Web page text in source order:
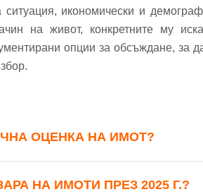
икономически и
на живот, конкретните му
опции за обсъждане, за
ОЦЕНКА НА ИМОТ?
НА ИМОТИ ПРЕЗ 2025 Г.?